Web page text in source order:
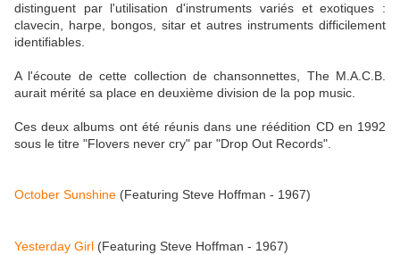
distinguent par l'utilisation d'instruments variés et exotiques :
clavecin, harpe, bongos, sitar et autres instruments difficilement
identifiables.
A l'écoute de cette collection de chansonnettes, The M.A.C.B.
aurait mérité sa place en deuxième division de la pop music.
Ces deux albums ont été réunis dans une réédition CD en 1992
sous le titre "Flovers never cry" par "Drop Out Records".
October Sunshine (Featuring Steve Hoffman - 1967)
Yesterday Girl (Featuring Steve Hoffman - 1967)